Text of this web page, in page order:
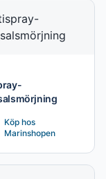
Köp hos
Marinshopen